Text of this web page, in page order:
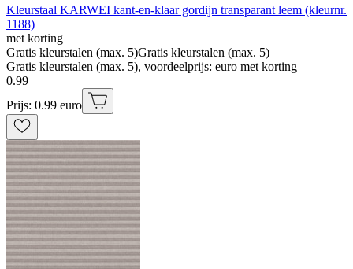
Kleurstaal KARWEI kant-en-klaar gordijn transparant leem (kleurnr.
1188)
met korting
Gratis kleurstalen (max. 5)Gratis kleurstalen (max. 5)
Gratis kleurstalen (max. 5), voordeelprijs: euro met korting
0.99
Prijs: 0.99 euro